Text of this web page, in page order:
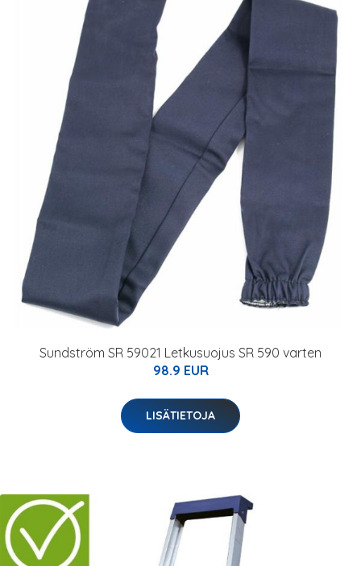
Sundström SR 59021 Letkusuojus SR 590 varten
98.9 EUR
LISÄTIETOJA